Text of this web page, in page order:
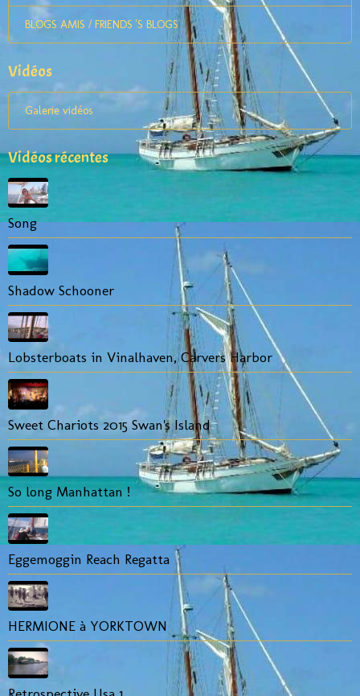
BLOGS AMIS / FRIENDS 'S BLOGS
Vidéos
Galerie vidéos
Vidéos récentes
Song
Shadow Schooner
Lobsterboats in Vinalhaven, Carvers Harbor
Sweet Chariots 2015 Swan's Island
So long Manhattan !
Eggemoggin Reach Regatta
HERMIONE à YORKTOWN